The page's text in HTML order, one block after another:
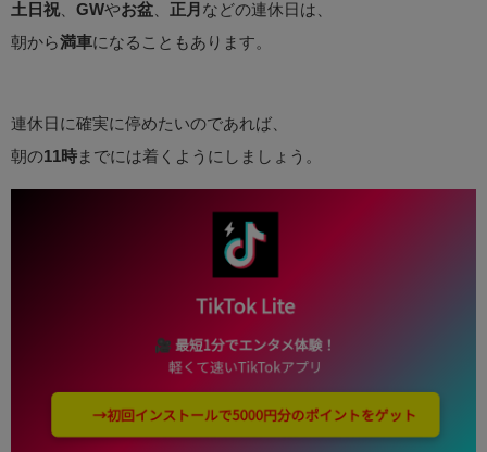
土日祝、 GWやお盆 正月 などの連休日は、
朝から満車になることもあります。
連休日に確実に停めたいのであれば、
朝の11時 までには着くようにしましょう。